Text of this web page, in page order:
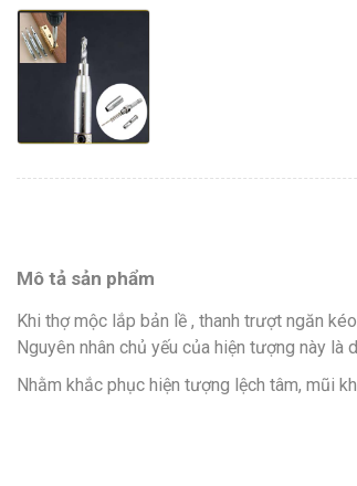
Mô tả sản phẩm
Khi thợ mộc lắp bản lề , thanh trượt ngăn
Nguyên nhân chủ yếu của hiện tượng này
Nhằm khắc phục hiện tượng lệch tâm, mũi